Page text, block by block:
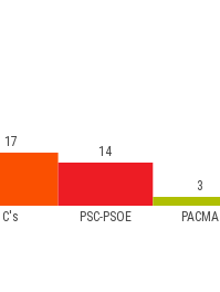
C's PSC-PSOE PACMA
17
14
3